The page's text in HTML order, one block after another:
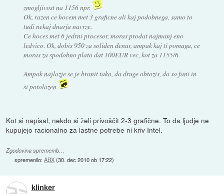
zmogljivost na 1156 npr.
Ok, razen ce hocem met 3 graficne ali kaj podobnega, samo to
tudi nekaj dnarja navrze.
Ce hoces met 6 jedrni procesor, moras prodat najmanj eno
ledvico. Ok, dobis 950 za soliden denar, ampak kaj ti pomaga, ce
moras za spodobno plato dat 100EUR vec, kot za 1155/6.
Ampak najlazje se je branit tako, da druge obtozis, da so fani in
si potolazen
Kot si napisal, nekdo si želi privoščit 2-3 grafične. To da ljudje ne
kupujejo racionalno za lastne potrebe ni kriv Intel.
Zgodovina sprememb…
spremenilo:ABX(30. dec 2010 ob 17:22)
klinker